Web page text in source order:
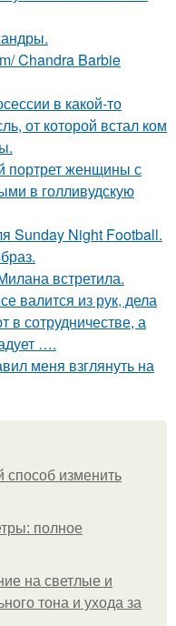
Chandra Barbie
в какой-то
от которой встал ком
портрет женщины с
в голливудскую
Sunday Night Football.
встретила.
валится из рук, дела
в сотрудничестве, а
….
меня взглянуть на
способ изменить
полное
на светлые и
тона и ухода за